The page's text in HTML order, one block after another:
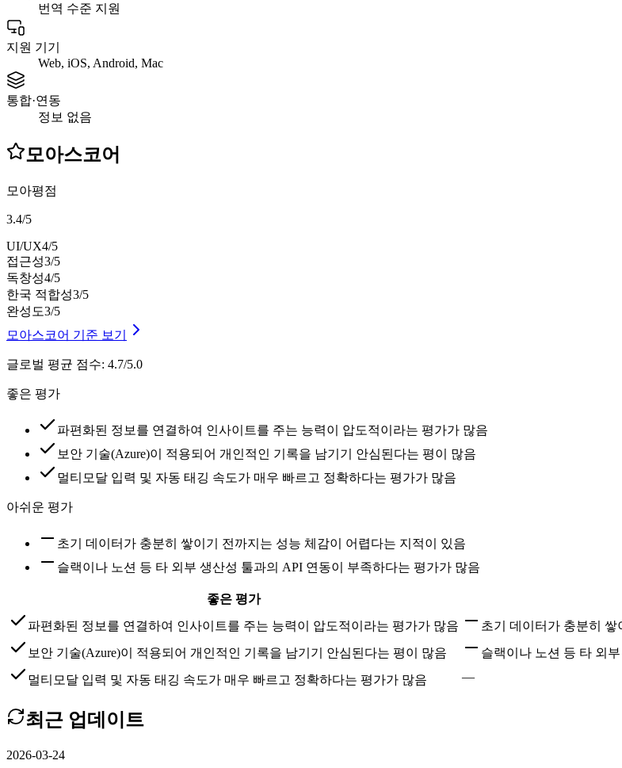
번역 수준 지원
지원 기기
Web, iOS, Android, Mac
통합·연동
정보 없음
모아스코어
모아평점
3.4/5
UI/UX4/5
접근성3/5
독창성4/5
한국 적합성3/5
완성도3/5
모아스코어 기준 보기
글로벌 평균 점수: 4.7/5.0
좋은 평가
파편화된 정보를 연결하여 인사이트를 주는 능력이 압도적이라는 평가가 많음
보안 기술(Azure)이 적용되어 개인적인 기록을 남기기 안심된다는 평이 많음
멀티모달 입력 및 자동 태깅 속도가 매우 빠르고 정확하다는 평가가 많음
아쉬운 평가
초기 데이터가 충분히 쌓이기 전까지는 성능 체감이 어렵다는 지적이 있음
슬랙이나 노션 등 타 외부 생산성 툴과의 API 연동이 부족하다는 평가가 많음
좋은 평가
파편화된 정보를 연결하여 인사이트를 주는 능력이 압도적이라는 평가가 많음
초기 데이터가 충분히
보안 기술(Azure)이 적용되어 개인적인 기록을 남기기 안심된다는 평이 많음
슬랙이나 노션 등 타 외
멀티모달 입력 및 자동 태깅 속도가 매우 빠르고 정확하다는 평가가 많음
—
최근 업데이트
2026-03-24